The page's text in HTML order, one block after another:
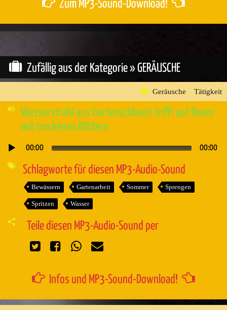
Zum MP3-Sound-Download!
Zufällig aus der Kategorie » GERÄUSCHE
Geräusche » Tätigkeit
Wasserstrahl aus Gartenschlauch trifft auf Rasen
mit trockenen Blättern
Audio-
00:00 00:00
Schlagworte für diesen MP3-Audio-Sound
Bewässern Gartenarbeit Sommer Sprengen
Spritzen Wasser
Teile diesen MP3-Audio-Sound per
Infos und MP3-Sound-Download!